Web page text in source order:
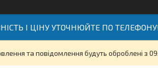
І ЦІНУ УТОЧНЮЙТЕ ПО
та повідомлення будуть оброблені з